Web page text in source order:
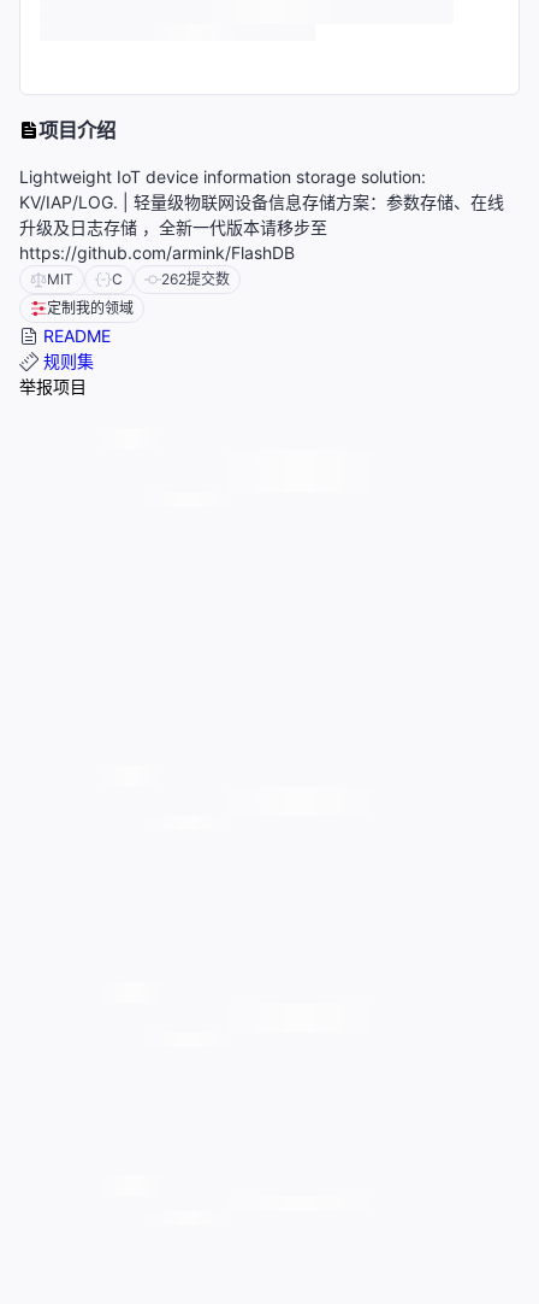
项目介绍
Lightweight IoT device information storage solution:
KV/IAP/LOG. | 轻量级物联网设备信息存储方案：参数存储、在线
升级及日志存储 ，全新一代版本请移步至
https://github.com/armink/FlashDB
MIT C 262提交数
定制我的领域
README
规则集
举报项目